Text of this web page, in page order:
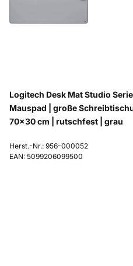
Logitech Desk Mat Studio
Mauspad | große
70x30 cm | rutschfest | grau
Herst.-Nr.: 956-000052
EAN: 5099206099500